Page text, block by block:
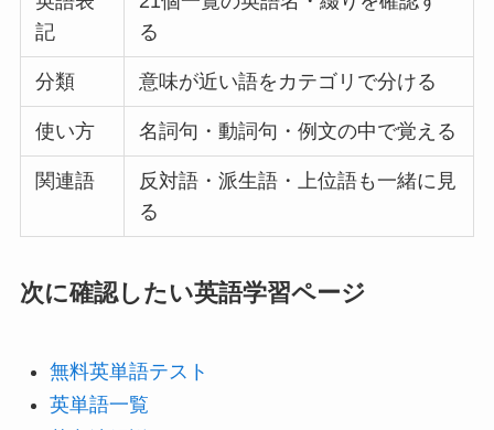
記
る
分類 意味が近い語をカテゴリで分ける
使い方 名詞句・動詞句・例文の中で覚える
関連語
反対語・派生語・上位語も一緒に見
る
次に確認したい英語学習ページ
無料英単語テスト
英単語一覧